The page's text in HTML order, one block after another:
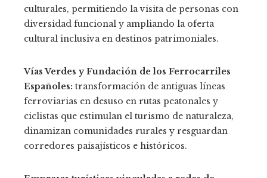
culturales, permitiendo la visita de personas con
diversidad funcional y ampliando la oferta
cultural inclusiva en destinos patrimoniales.
Vías Verdes y Fundación de los Ferrocarriles
Españoles: transformación de antiguas líneas
ferroviarias en desuso en rutas peatonales y
ciclistas que estimulan el turismo de naturaleza,
dinamizan comunidades rurales y resguardan
corredores paisajísticos e históricos.